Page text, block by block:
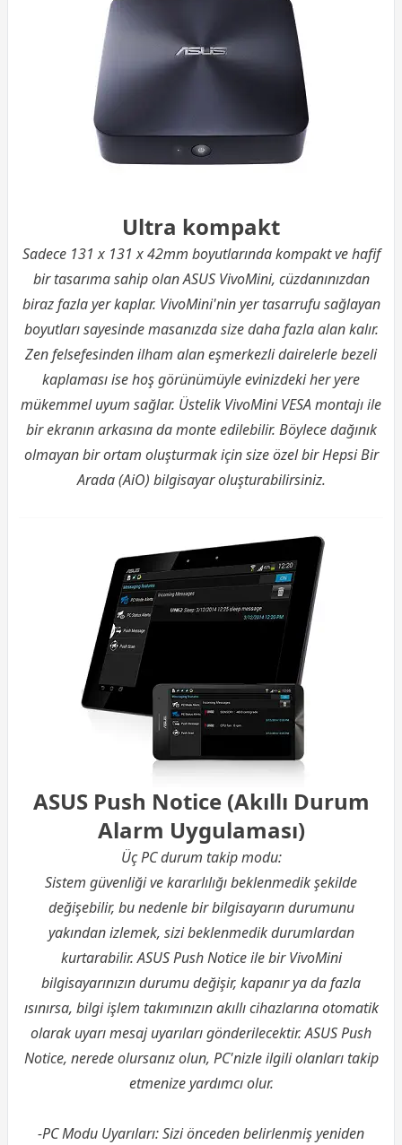
Ultra kompakt
Sadece 131 x 131 x 42mm boyutlarında kompakt ve hafif
bir tasarıma sahip olan ASUS VivoMini, cüzdanınızdan
biraz fazla yer kaplar. VivoMini'nin yer tasarrufu sağlayan
boyutları sayesinde masanızda size daha fazla alan kalır.
Zen felsefesinden ilham alan eşmerkezli dairelerle bezeli
kaplaması ise hoş görünümüyle evinizdeki her yere
mükemmel uyum sağlar. Üstelik VivoMini VESA montajı ile
bir ekranın arkasına da monte edilebilir. Böylece dağınık
olmayan bir ortam oluşturmak için size özel bir Hepsi Bir
Arada (AiO) bilgisayar oluşturabilirsiniz.
ASUS Push Notice (Akıllı Durum
Alarm Uygulaması)
Üç PC durum takip modu:
Sistem güvenliği ve kararlılığı beklenmedik şekilde
değişebilir, bu nedenle bir bilgisayarın durumunu
yakından izlemek, sizi beklenmedik durumlardan
kurtarabilir. ASUS Push Notice ile bir VivoMini
bilgisayarınızın durumu değişir, kapanır ya da fazla
ısınırsa, bilgi işlem takımınızın akıllı cihazlarına otomatik
olarak uyarı mesaj uyarıları gönderilecektir. ASUS Push
Notice, nerede olursanız olun, PC'nizle ilgili olanları takip
etmenize yardımcı olur.
-PC Modu Uyarıları: Sizi önceden belirlenmiş yeniden